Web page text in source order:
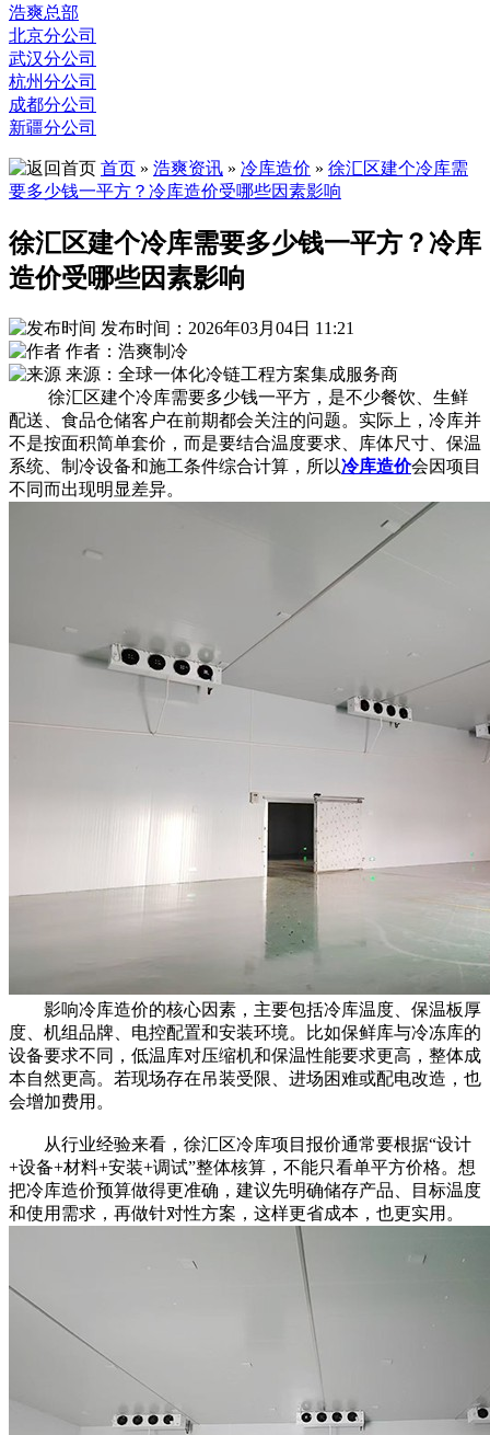
浩爽总部
北京分公司
武汉分公司
杭州分公司
成都分公司
新疆分公司
首页 » 浩爽资讯 » 冷库造价 » 徐汇区建个冷库需
要多少钱一平方？冷库造价受哪些因素影响
徐汇区建个冷库需要多少钱一平方？冷库
造价受哪些因素影响
发布时间：2026年03月04日 11:21
作者：浩爽制冷
来源：全球一体化冷链工程方案集成服务商
徐汇区建个冷库需要多少钱一平方，是不少餐饮、生鲜
配送、食品仓储客户在前期都会关注的问题。实际上，冷库并
不是按面积简单套价，而是要结合温度要求、库体尺寸、保温
系统、制冷设备和施工条件综合计算，所以冷库造价会因项目
不同而出现明显差异。
影响冷库造价的核心因素，主要包括冷库温度、保温板厚
度、机组品牌、电控配置和安装环境。比如保鲜库与冷冻库的
设备要求不同，低温库对压缩机和保温性能要求更高，整体成
本自然更高。若现场存在吊装受限、进场困难或配电改造，也
会增加费用。
从行业经验来看，徐汇区冷库项目报价通常要根据“设计
+设备+材料+安装+调试”整体核算，不能只看单平方价格。想
把冷库造价预算做得更准确，建议先明确储存产品、目标温度
和使用需求，再做针对性方案，这样更省成本，也更实用。